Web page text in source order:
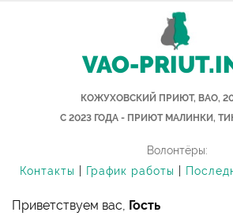
VAO-
КОЖУХОВСКИЙ ПРИЮТ, ВАО,
С 2023 ГОДА - ПРИЮТ МАЛИНКИ,
Волонтёры:
Контакты
График работы
Приветствуем вас, Гость